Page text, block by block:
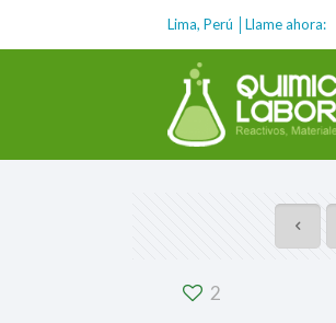
Lima, Perú │Llame ahora:
2